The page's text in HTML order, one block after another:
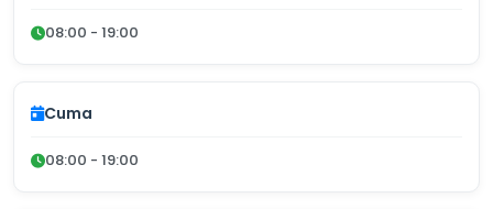
08:00 - 19:00
Cuma
08:00 - 19:00